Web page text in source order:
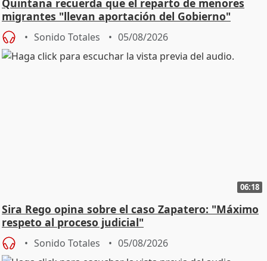
Quintana recuerda que el reparto de menores
migrantes "llevan aportación del Gobierno"
central
Sonido Totales 05/08/2026
06:18
Sira Rego opina sobre el caso Zapatero: "Máximo
respeto al proceso judicial"
Sonido Totales 05/08/2026